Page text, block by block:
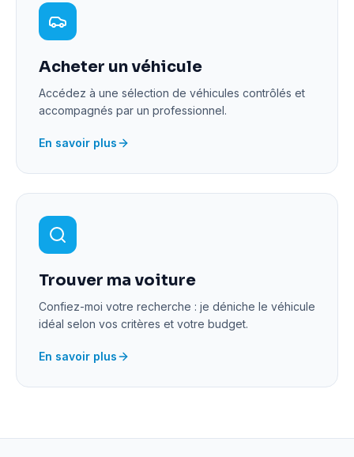
Acheter un véhicule
Accédez à une sélection de véhicules contrôlés et
accompagnés par un professionnel.
En savoir plus
Trouver ma voiture
Confiez-moi votre recherche : je déniche le véhicule
idéal selon vos critères et votre budget.
En savoir plus